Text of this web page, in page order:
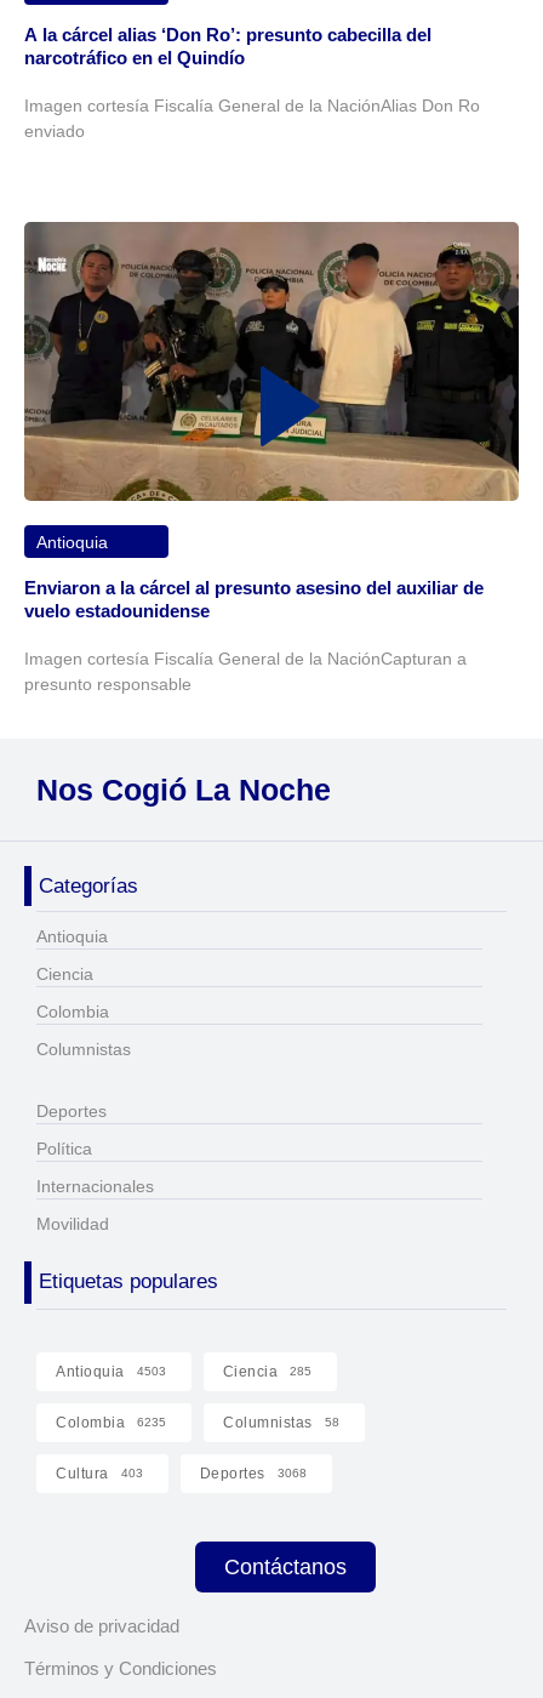
A la cárcel alias ‘Don Ro’: presunto cabecilla del
narcotráfico en el Quindío
Imagen cortesía Fiscalía General de la NaciónAlias Don Ro
enviado
Antioquia
Enviaron a la cárcel al presunto asesino del auxiliar de
vuelo estadounidense
Imagen cortesía Fiscalía General de la NaciónCapturan a
presunto responsable
Nos Cogió La Noche
Categorías
Antioquia
Ciencia
Colombia
Columnistas
Deportes
Política
Internacionales
Movilidad
Etiquetas populares
Antioquia 4503 Ciencia 285
Colombia 6235 Columnistas 58
Cultura 403 Deportes 3068
Contáctanos
Aviso de privacidad
Términos y Condiciones